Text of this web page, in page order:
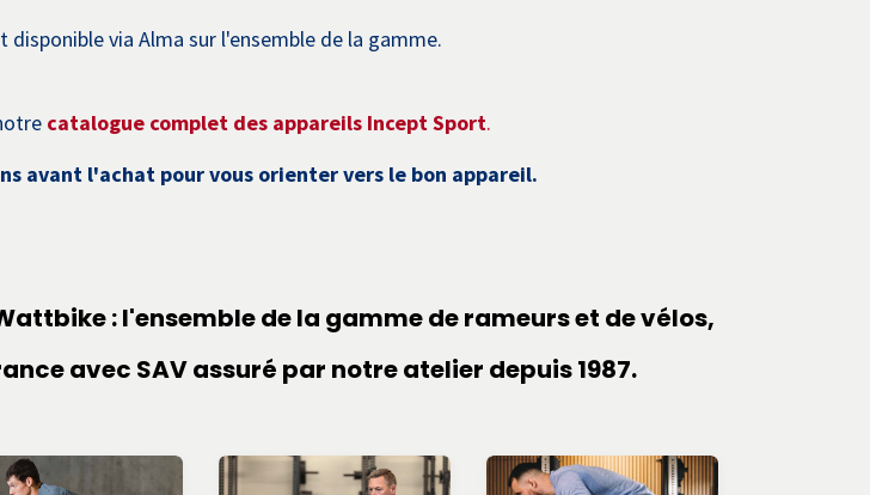
via Alma sur l'ensemble de la gamme.
catalogue complet des appareils Incept Sport.
avant l'achat pour vous orienter vers le bon appareil.
: l'ensemble de la gamme derameurset devélos,
avec SAV assuré par notre atelier depuis 1987.